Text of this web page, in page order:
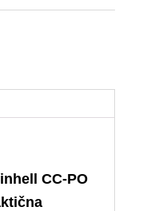
CC‑PO